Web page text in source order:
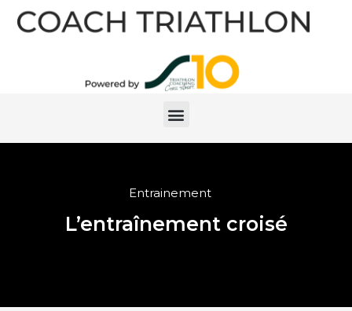
Entrainement
L’entraînement croisé